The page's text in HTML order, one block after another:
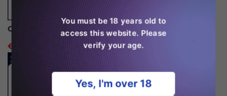
Ghost Pro 3500 Puffs Disposable Vape
€14,99
You must be 18 years old to
access this website. Please
verify your age.
Yes, I'm over 18